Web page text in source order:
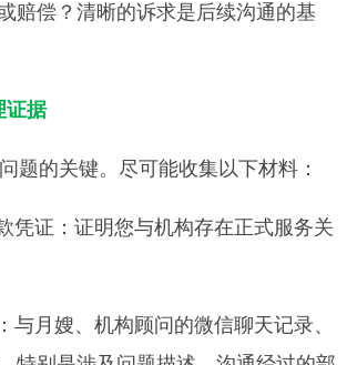
赔偿？清晰的诉求是后续沟通的基
证据
题的关键。尽可能收集以下材料：
证：证明您与机构存在正式服务关
月嫂、机构顾问的微信聊天记录、